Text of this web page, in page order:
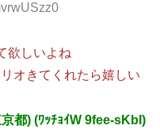
欲しいよね
オきてくれたら嬉しい
都) (ﾜｯﾁｮｲW 9fee-sKbI)